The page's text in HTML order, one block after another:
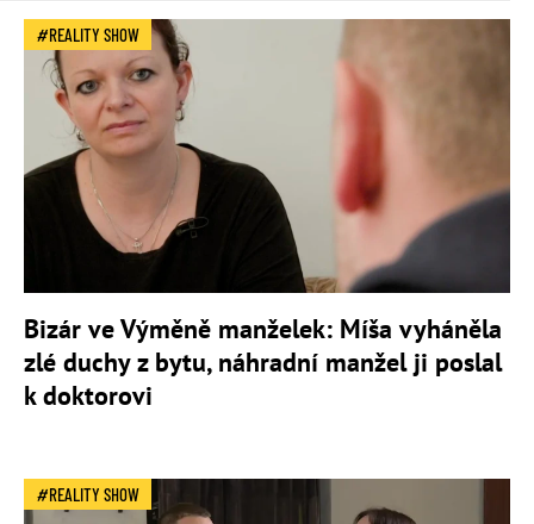
REALITY SHOW
Bizár ve Výměně manželek: Míša vyháněla
zlé duchy z bytu, náhradní manžel ji poslal
k doktorovi
REALITY SHOW